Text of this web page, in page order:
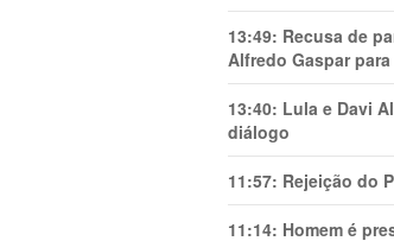
13:49: Recusa de
Alfredo Gaspar
13:40: Lula e Davi
diálogo
11:57: Rejeição do
11:14: Homem é